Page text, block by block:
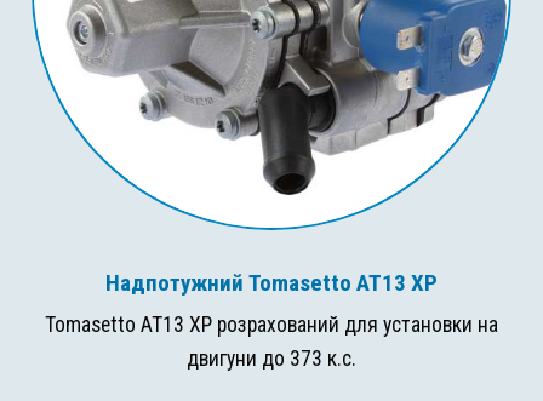
Надпотужний Tomasetto AT13 XP
Tomasetto AT13 XP розрахований для установки на
двигуни до 373 к.с.